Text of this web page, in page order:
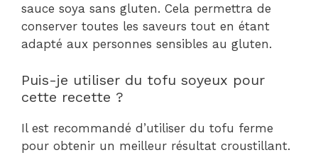
sauce soya sans gluten. Cela permettra de
conserver toutes les saveurs tout en étant
adapté aux personnes sensibles au gluten.
Puis-je utiliser du tofu soyeux pour
cette recette ?
Il est recommandé d’utiliser du tofu ferme
pour obtenir un meilleur résultat croustillant.